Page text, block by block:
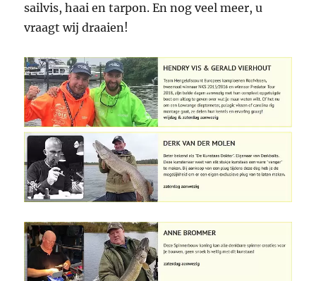
sailvis, haai en tarpon. En nog veel meer, u
vraagt wij draaien!